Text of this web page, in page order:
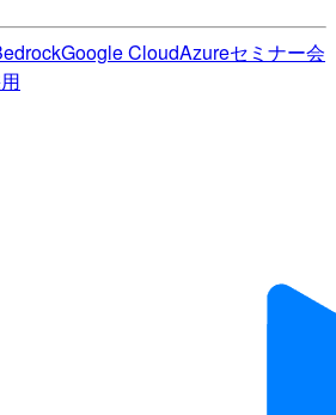
Google CloudAzureセミナー会